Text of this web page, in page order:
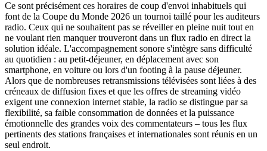
Ce sont précisément ces horaires de coup d'envoi inhabituels qui
font de la Coupe du Monde 2026 un tournoi taillé pour les auditeurs
radio. Ceux qui ne souhaitent pas se réveiller en pleine nuit tout en
ne voulant rien manquer trouveront dans un flux radio en direct la
solution idéale. L'accompagnement sonore s'intègre sans difficulté
au quotidien : au petit-déjeuner, en déplacement avec son
smartphone, en voiture ou lors d'un footing à la pause déjeuner.
Alors que de nombreuses retransmissions télévisées sont liées à des
créneaux de diffusion fixes et que les offres de streaming vidéo
exigent une connexion internet stable, la radio se distingue par sa
flexibilité, sa faible consommation de données et la puissance
émotionnelle des grandes voix des commentateurs – tous les flux
pertinents des stations françaises et internationales sont réunis en un
seul endroit.